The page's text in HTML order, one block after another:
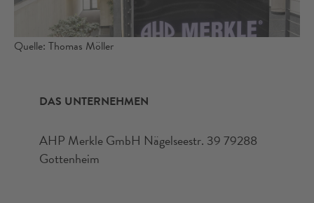
Quelle: Thomas Möller
DAS UNTERNEHMEN
AHP Merkle GmbH Nägelseestr. 39 79288
Gottenheim